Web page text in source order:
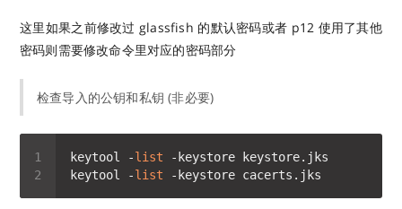
这里如果之前修改过 glassfish 的默认密码或者 p12 使用了其他
密码则需要修改命令里对应的密码部分
检查导入的公钥和私钥 (非必要)
keytool -list
keytool -list